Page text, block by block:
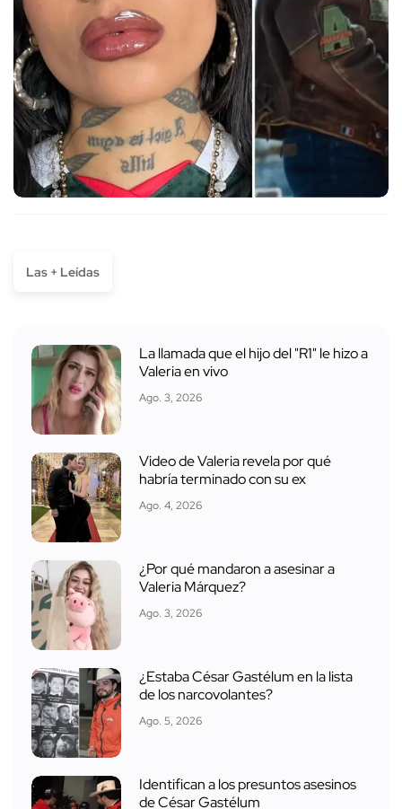
Las + Leídas
La llamada que el hijo del "R1" le hizo a
Valeria en vivo
Ago. 3, 2026
Video de Valeria revela por qué
habría terminado con su ex
Ago. 4, 2026
¿Por qué mandaron a asesinar a
Valeria Márquez?
Ago. 3, 2026
¿Estaba César Gastélum en la lista
de los narcovolantes?
Ago. 5, 2026
Identifican a los presuntos asesinos
de César Gastélum